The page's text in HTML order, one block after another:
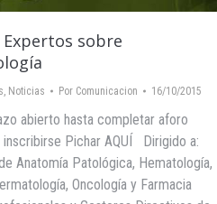
Expertos sobre
Noticias Por Comunicacion 16/10/2015
abierto hasta completar aforo
Pichar AQUÍ Dirigido a:
Anatomía Patológica, Hematología,
Oncología y Farmacia